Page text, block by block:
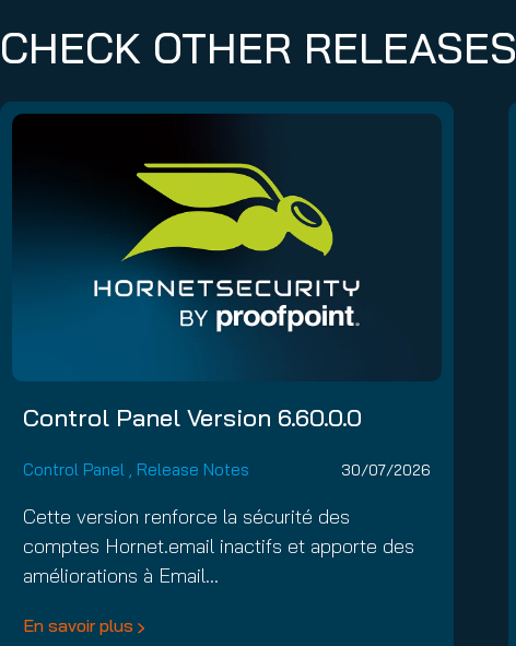
CHECK OTHER RELEASES
Control Panel Version 6.60.0.0
Control Panel , Release Notes 30/07/2026
Cette version renforce la sécurité des
comptes Hornet.email inactifs et apporte des
améliorations à Email…
En savoir plus